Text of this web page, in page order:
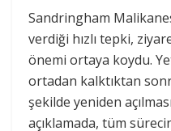
Sandringham
verdiği hızlı tepki,
önemi ortaya koydu.
ortadan kalktıktan
şekilde yeniden
açıklamada, tüm